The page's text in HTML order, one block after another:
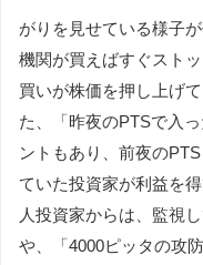
がりを見せている様子
機関が買えばすぐスト
買いが株価を押し上げ
た、「昨夜のPTSで入
ントもあり、前夜の
ていた投資家が利益を
人投資家からは、監視
や、「4000ピッタの攻